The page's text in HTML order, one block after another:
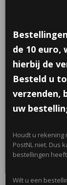
stuks
€ 1,00 (inclusief
Op voorraad -
Aantal
de 10 euro,
hierbij de
Besteld u
verzenden,
uw
Houdt u rekening
PostNL niet. Dus
bestellingen
Wilt u een